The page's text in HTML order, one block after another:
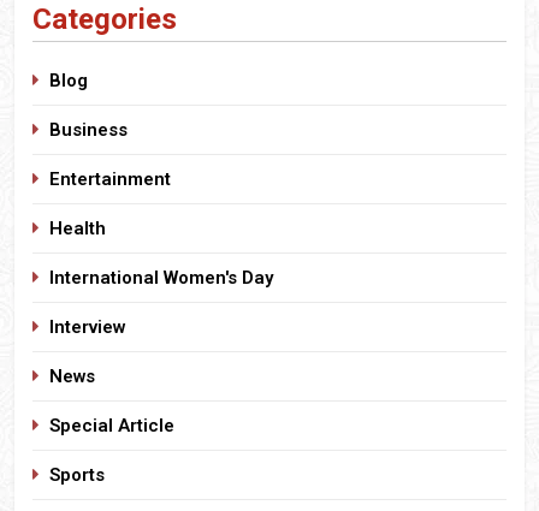
Categories
Blog
Business
Entertainment
Health
International Women's Day
Interview
News
Special Article
Sports